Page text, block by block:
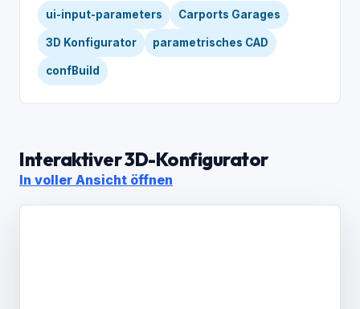
ui-input-parameters Carports Garages
3D Konfigurator parametrisches CAD
confBuild
Interaktiver 3D-Konfigurator
In voller Ansicht öffnen